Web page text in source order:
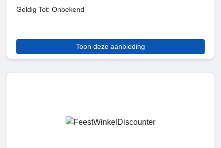
Geldig Tot: Onbekend
Toon deze aanbieding